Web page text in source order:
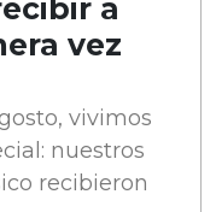
a
vez
vivimos
nuestros
recibieron